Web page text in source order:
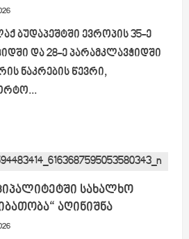
ბუდაპეშტში ევროპის 35-ე
და 28-ე პარამკლავჭიდში
ნაკრების წევრი,
სახალხო
აღინიშნა